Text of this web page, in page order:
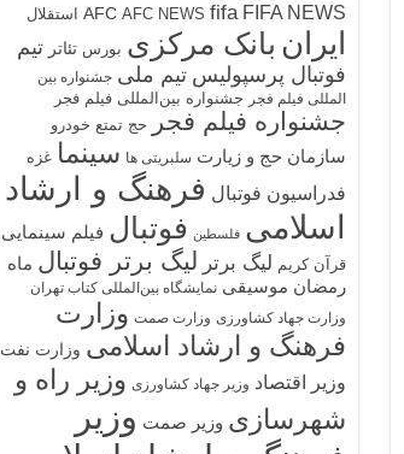
AFC AFC NEWS fifa FIFA NEWS استقلال
ایران بانک مرکزی بورس تئاتر تیم
فوتبال پرسپولیس تیم ملی جشنواره بین
المللی فیلم فجر جشنواره بین‌المللی فیلم فجر
جشنواره فیلم فجر حج تمتع خودرو
سازمان حج و زیارت سلبریتی ها سینما غزه
فدراسیون فوتبال فرهنگ و ارشاد
اسلامی فلسطین فوتبال فیلم سینمایی
قرآن کریم لیگ برتر لیگ برتر فوتبال ماه
رمضان موسیقی نمایشگاه بین‌المللی کتاب تهران
وزارت جهاد کشاورزی وزارت صمت وزارت
فرهنگ و ارشاد اسلامی وزارت نفت
وزیر اقتصاد وزیر جهاد کشاورزی وزیر راه و
شهرسازی وزیر صمت وزیر